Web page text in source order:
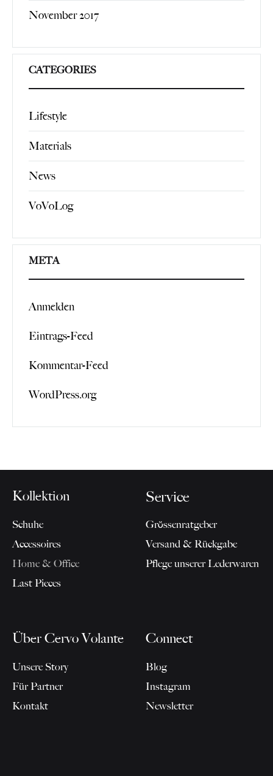
November 2017
CATEGORIES
Lifestyle
Materials
News
VoVoLog
META
Anmelden
Eintrags-Feed
Kommentar-Feed
WordPress.org
Kollektion
Schuhe
Accessoires
Home & Office
Last Pieces
Service
Grössenratgeber
Versand & Rückgabe
Pflege unserer Lederwaren
Über Cervo Volante
Unsere Story
Für Partner
Kontakt
Connect
Blog
Instagram
Newsletter